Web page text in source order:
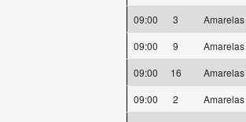
09:00
3 Amarelas
09:00
9 Amarelas
09:00
16 Amarelas
09:00
2 Amarelas